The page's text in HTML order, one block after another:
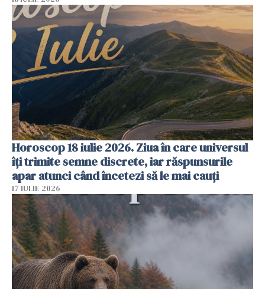
Horoscop 18 iulie 2026. Ziua în care universul
îți trimite semne discrete, iar răspunsurile
apar atunci când încetezi să le mai cauți
17 IULIE 2026